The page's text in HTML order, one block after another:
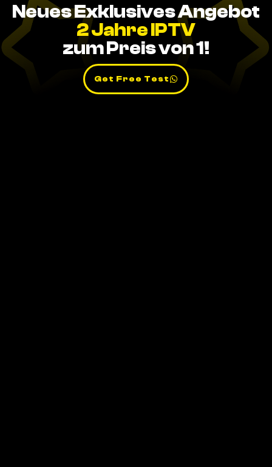
Neues Exklusives Angebot
2 Jahre IPTV
zum Preis von 1!
Get Free Test